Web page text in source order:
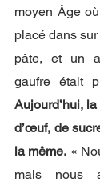
moyen Âge
placé dans
pâte, et un
Aujourd’hui,
d’œuf, de
la même. «
mais nous